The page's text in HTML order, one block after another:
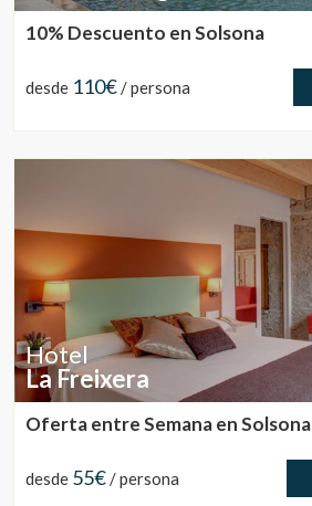
10% Descuento en Solsona
desde 110€/ persona
Hotel
La Freixera
Oferta entre Semana en Solsona
desde 55€/ persona